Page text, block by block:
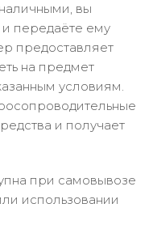
вы
передаёте ему
предоставляет
на предмет
условиям.
и получает
при самовывозе
использовании